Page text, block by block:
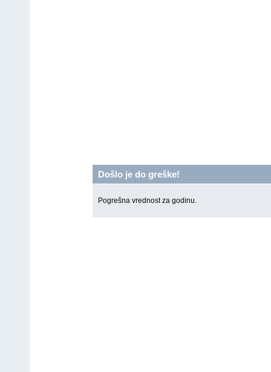
Došlo je do greške!
Pogrešna vrednost za godinu.